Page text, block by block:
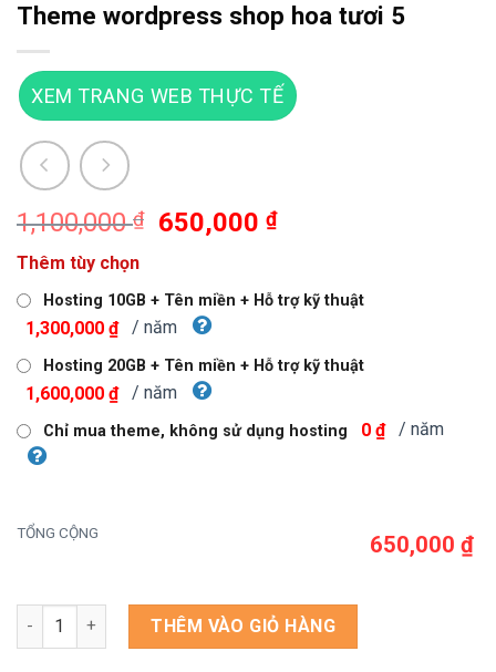
Theme wordpress shop hoa tươi 5
XEM TRANG WEB THỰC TẾ
1,100,000₫
Giá
1,100,000 ₫.
650,000₫Giá
là:
Thêm tùy chọn
Hosting 10GB + Tên miền + Hỗ trợ kỹ thuật
1,300,000 ₫ / năm
Hosting 20GB + Tên miền + Hỗ trợ kỹ thuật
1,600,000 ₫ / năm
Chỉ mua theme, không sử dụng hosting 0 ₫ / năm
TỔNG CỘNG 650,000 ₫
Theme wordpress shop hoa tươi 5 số lượng
THÊM VÀO GIỎ HÀNG